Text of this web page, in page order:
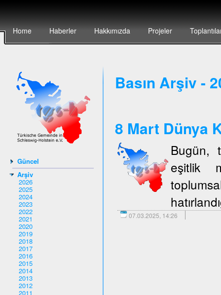
Home Haberler Hakkımızda Projeler
Güncel
Arşiv
2026
2025
2024
2023
2022
2021
2020
2019
2018
2017
2016
2015
2014
2013
2012
2011
Basın Arşiv -
8 Mart Dünya
Bugün,
eşitlik
07.03.2025, 14:26